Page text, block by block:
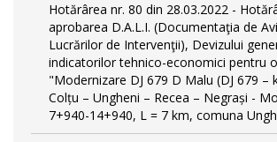
Hotărârea nr. 80 din 28.03.2022 -
aprobarea D.A.L.I. (Documentaţia de
Lucrărilor de Intervenţii), Devizului
indicatorilor tehnico-economici pentru
"Modernizare DJ 679 D Malu (DJ 679 –
Colțu – Ungheni – Recea – Negrași -
7+940-14+940, L = 7 km, comuna